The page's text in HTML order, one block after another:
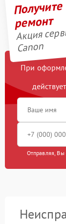
ремонт
Акция
Canon
При
Отправляя, Вы